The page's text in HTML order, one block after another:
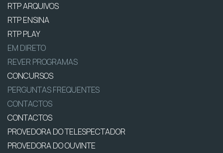
RTP ARQUIVOS
RTP ENSINA
RTP PLAY
EM DIRETO
REVER PROGRAMAS
CONCURSOS
PERGUNTAS FREQUENTES
CONTACTOS
CONTACTOS
PROVEDORA DO TELESPECTADOR
PROVEDORA DO OUVINTE